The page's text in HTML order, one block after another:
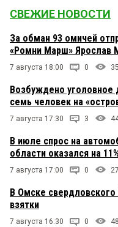
СВЕЖИЕ НОВОСТИ
За обман 93 омичей
«Ромни Марш» Ярослав
7 августа 18:00 0
Возбуждено
семь человек на
7 августа 17:30 3
В июле спрос на
области оказался на
7 августа 17:00 0
В Омске
взятки
7 августа 16:30 0